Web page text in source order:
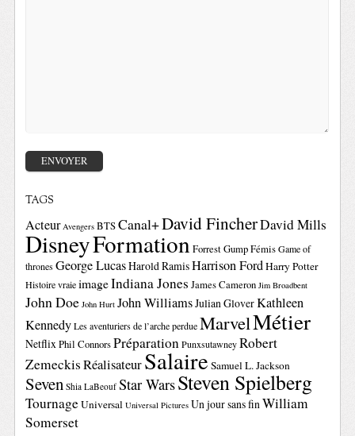
TAGS
Acteur Avengers BTSCanal+David FincherDavid Mills
DisneyFormation Forrest GumpFémis Game of
thrones George LucasHarold RamisHarrison FordHarry Potter
Histoire vraie imageIndiana Jones James Cameron Jim Broadbent
John Doe John Hurt John WilliamsJulian GloverKathleen
Kennedy Les aventuriers de l’arche perdue MarvelMétier
Netflix Phil ConnorsPréparation Punxsutawney Robert
ZemeckisRéalisateurSalaire Samuel L. Jackson
Seven Shia LaBeouf Star WarsSteven Spielberg
TournageUniversal Universal Pictures Un jour sans fin William
Somerset